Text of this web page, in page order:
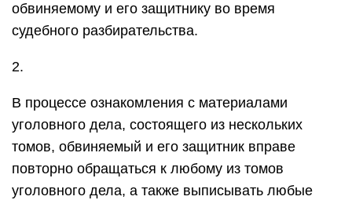
обвиняемому и его защитнику во время
судебного разбирательства.
2.
В процессе ознакомления с материалами
уголовного дела, состоящего из нескольких
томов, обвиняемый и его защитник вправе
повторно обращаться к любому из томов
уголовного дела, а также выписывать любые